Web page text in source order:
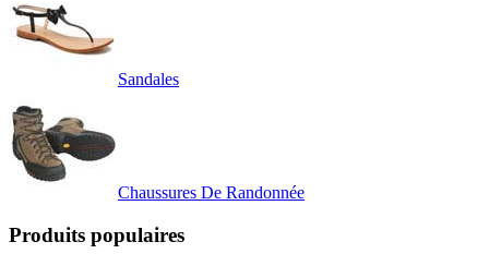
Sandales
Chaussures De Randonnée
Produits populaires